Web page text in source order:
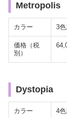
Metropolis
カラー 3色
価格（税
別）
Dystopia
カラー 4色